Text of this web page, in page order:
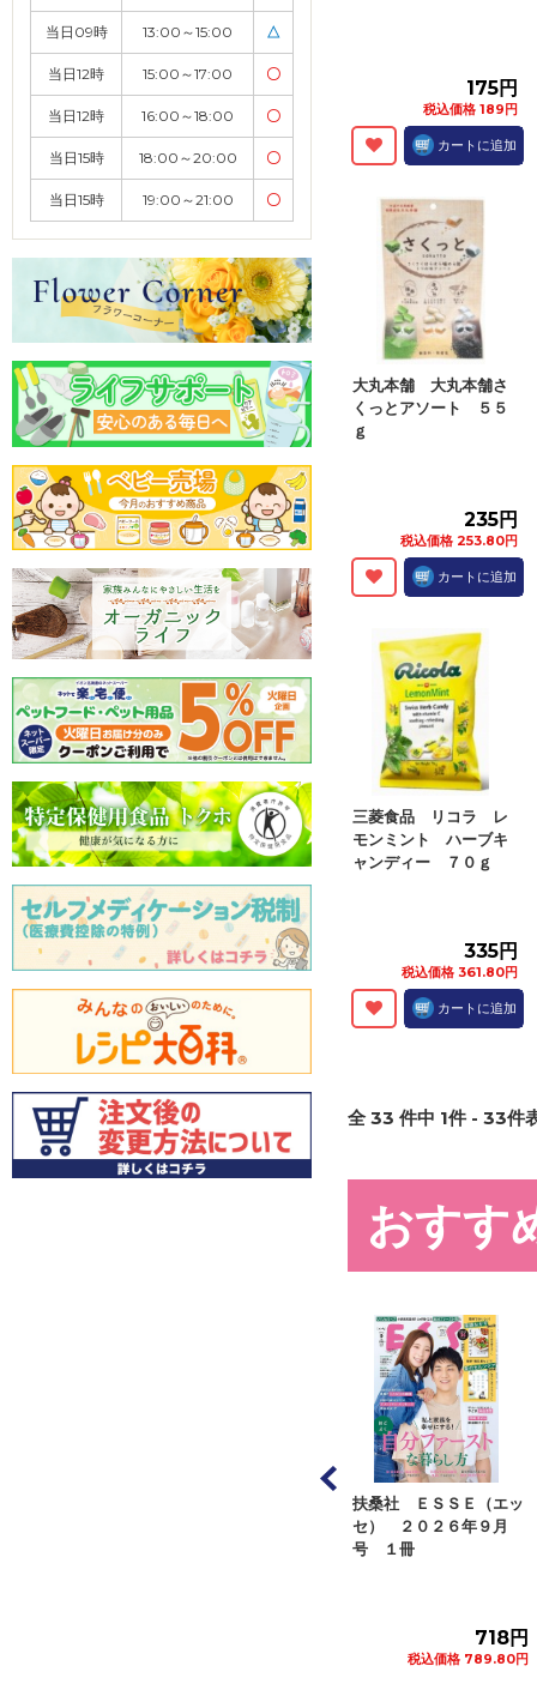
当日09時 13:00～15:00 △
当日12時 15:00～17:00 〇
当日12時 16:00～18:00 〇
当日15時 18:00～20:00 〇
当日15時 19:00～21:00 〇
175円
税込価格 189円
カートに追加
大丸本舗 大丸本舗さ
くっとアソート ５５
ｇ
235円
税込価格 253.80円
カートに追加
三菱食品 リコラ レ
モンミント ハーブキ
ャンディー ７０ｇ
335円
税込価格 361.80円
カートに追加
全33 件中 1件 - 33件
おすす
アシェット・コレクショ
ンズ・ジャパン くまの
プーさん楽しい...
272円
税込価格 299.20円